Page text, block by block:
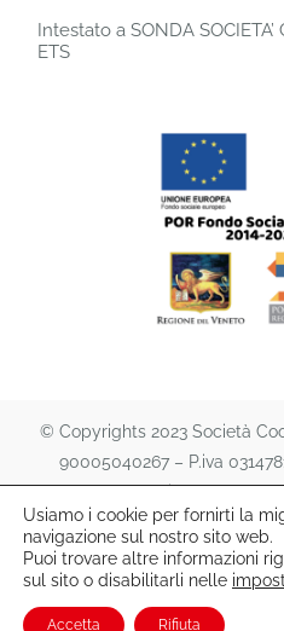
Intestato a SONDA
ETS
© Copyrights 2023 Società
90005040267 – P.iva
A151474 | All rights
Policy |
Usiamo i cookie per fornirti la
navigazione sul nostro sito web.
Puoi trovare altre informazioni
sul sito o disabilitarli nelle
Accetta Rifiuta